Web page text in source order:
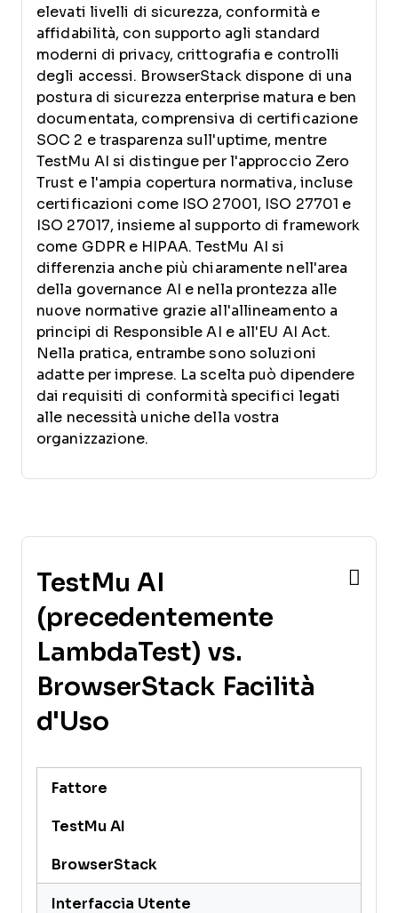
elevati livelli di sicurezza, conformità e
affidabilità, con supporto agli standard
moderni di privacy, crittografia e controlli
degli accessi. BrowserStack dispone di una
postura di sicurezza enterprise matura e ben
documentata, comprensiva di certificazione
SOC 2 e trasparenza sull'uptime, mentre
TestMu AI si distingue per l'approccio Zero
Trust e l'ampia copertura normativa, incluse
certificazioni come ISO 27001, ISO 27701 e
ISO 27017, insieme al supporto di framework
come GDPR e HIPAA. TestMu AI si
differenzia anche più chiaramente nell'area
della governance AI e nella prontezza alle
nuove normative grazie all'allineamento a
principi di Responsible AI e all'EU AI Act.
Nella pratica, entrambe sono soluzioni
adatte per imprese. La scelta può dipendere
dai requisiti di conformità specifici legati
alle necessità uniche della vostra
organizzazione.
TestMu AI
(precedentemente
LambdaTest) vs.
BrowserStack Facilità
d'Uso
Fattore
TestMu AI
BrowserStack
Interfaccia Utente